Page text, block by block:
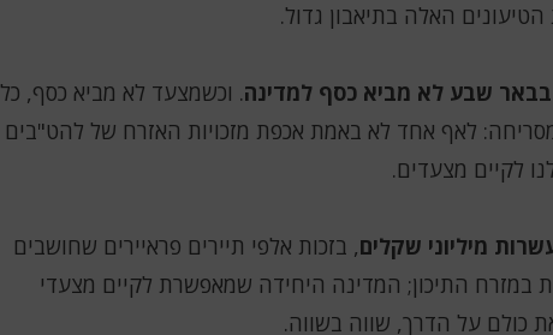
האלה בתיאבון גדול.
בבאר שבע לא מביא כסף למדינה. וכשמצעד לא מביא כסף, כל
לאף אחד לא באמת אכפת מזכויות האזרח של להט"בים
לקיים מצעדים.
מיליוני שקלים, בזכות אלפי תיירים פראיירים שחושבים
במזרח התיכון; המדינה היחידה שמאפשרת לקיים מצעדי
כולם על הדרך, שווה בשווה.